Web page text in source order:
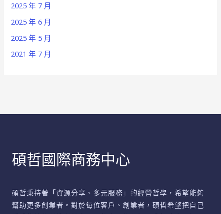
2025 年 7 月
2025 年 6 月
2025 年 5 月
2021 年 7 月
碩哲國際商務中心
碩哲秉持著「資源分享、多元服務」的經營哲學，希望能夠
幫助更多創業者。對於每位客戶、創業者，碩哲希望把自己